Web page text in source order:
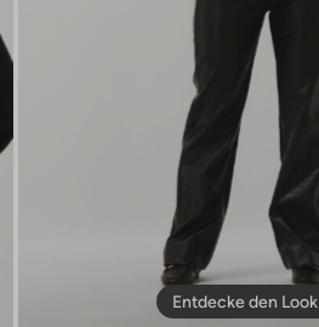
Entdecke den Look